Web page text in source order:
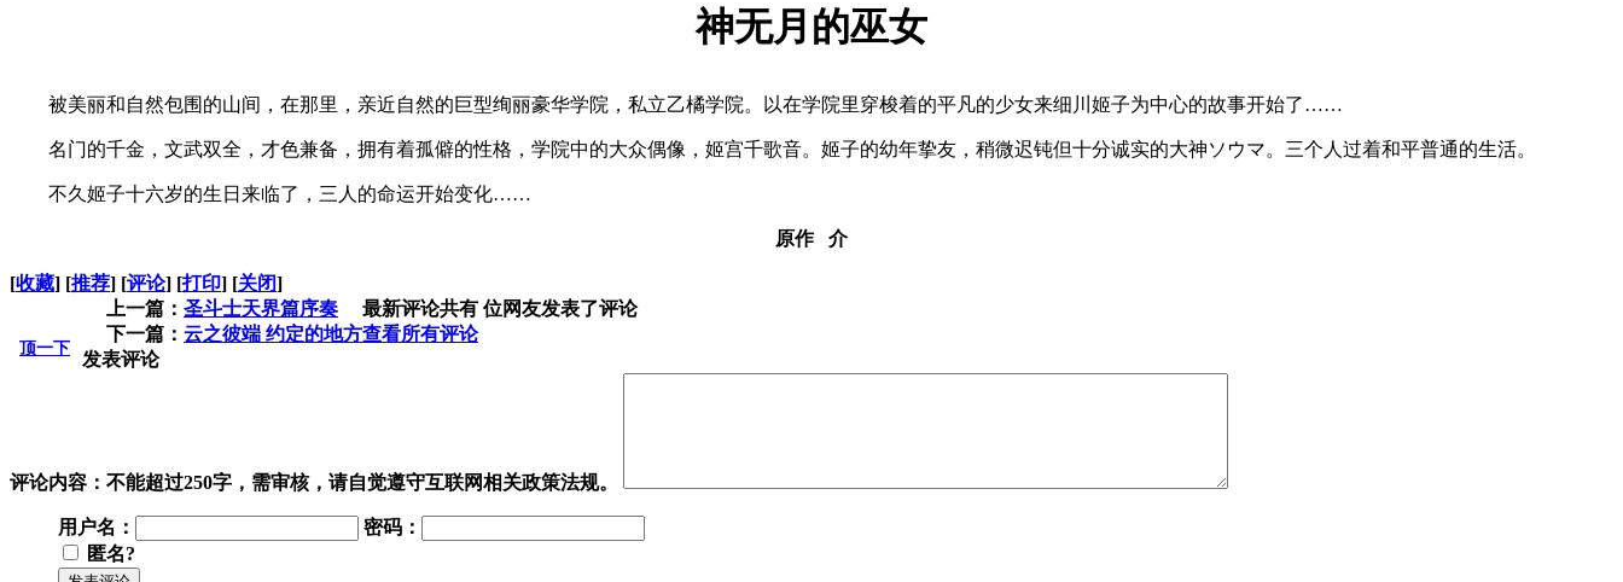
神无月的巫女
被美丽和自然包围的山间，在那里，亲近自然的巨型绚丽豪华学院，私立乙橘学院。以在学院里穿梭着的平凡的少女来细川姬子为中心的故事开始了……
名门的千金，文武双全，才色兼备，拥有着孤僻的性格，学院中的大众偶像，姬宫千歌音。姬子的幼年挚友，稍微迟钝但十分诚实的大神ソウマ。三个人过着和平普通的生活。
不久姬子十六岁的生日来临了，三人的命运开始变化……
原作 介
[收藏] [推荐] [评论] [打印] [关闭]
顶一下
上一篇： 圣斗士天界篇序奏
下一篇： 云之彼端 约定的地方
最新评论共有 位网友发表了评论
查看所有评论
发表评论
评论内容： 不能超过250字，需审核，请自觉遵守互联网相关政策法规。
用户名：
密码：
匿名?